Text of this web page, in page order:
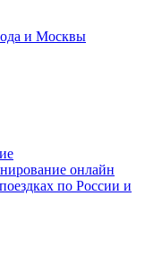
и Москвы
онлайн
по России и